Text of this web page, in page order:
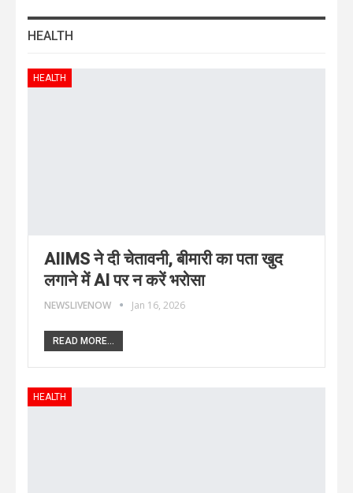
HEALTH
HEALTH
AIIMS ने दी चेतावनी, बीमारी का पता खुद
लगाने में AI पर न करें भरोसा
NEWSLIVENOW Jan 16, 2026
READ MORE...
HEALTH